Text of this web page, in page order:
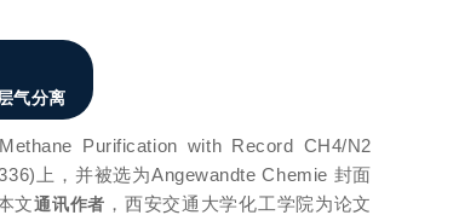
气分离
Purification with Record CH4/N2
上，并被选为Angewandte Chemie 封面
文通讯作者 ，西安交通大学化工学院为论文